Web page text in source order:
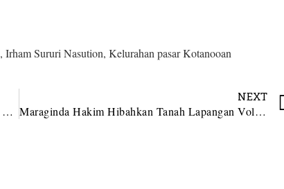
, Irham Sururi Nasution, Kelurahan pasar Kotanooan
Desa Panjaringan Gelar Musdesus Pembentukan Pengurus Koperasi Merah Putih
NEXT
Maraginda Hakim Hibahkan Tanah Lapangan Volli Untuk Naposo Bulung Singengu